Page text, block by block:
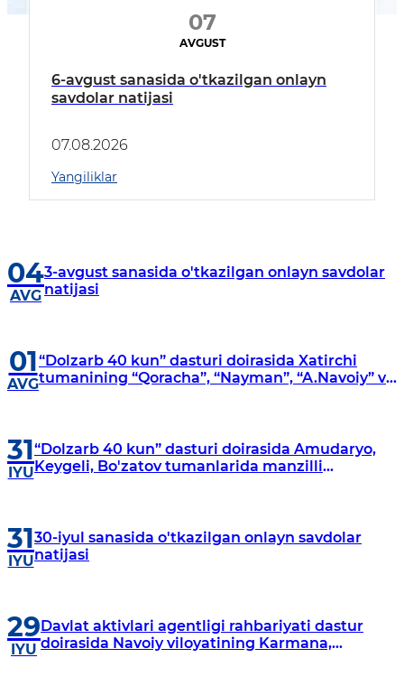
07
AVGUST
6-avgust sanasida o'tkazilgan onlayn
savdolar natijasi
07.08.2026
Yangiliklar
04
AVG
3-avgust sanasida o'tkazilgan onlayn savdolar
natijasi
01
AVG
“Dolzarb 40 kun” dasturi doirasida Xatirchi
tumanining “Qoracha”, “Nayman”, “A.Navoiy” va
31
IYU
“Dolzarb 40 kun” dasturi doirasida Amudaryo,
Keygeli, Bo'zatov tumanlarida manzilli
31
IYU
30-iyul sanasida o'tkazilgan onlayn savdolar
natijasi
29
IYU
Davlat aktivlari agentligi rahbariyati dastur
doirasida Navoiy viloyatining Karmana,